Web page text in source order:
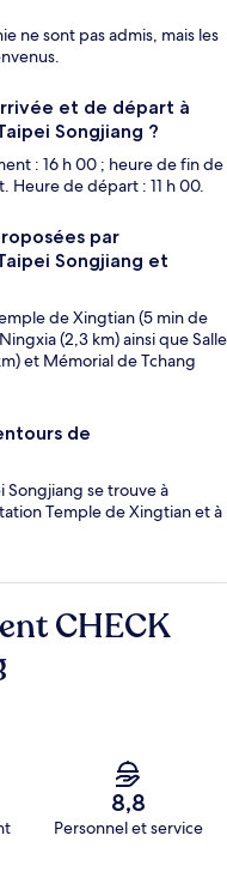
ne sont pas admis, mais les
et de départ à
Songjiang ?
: 16 h 00 ; heure de fin de
Heure de départ : 11 h 00.
par
Songjiang et
de Xingtian (5 min de
(2,3 km) ainsi que Salle
et Mémorial de Tchang
de
Songjiang se trouve à
Temple de Xingtian et à
CHECK
8,8
Personnel et service